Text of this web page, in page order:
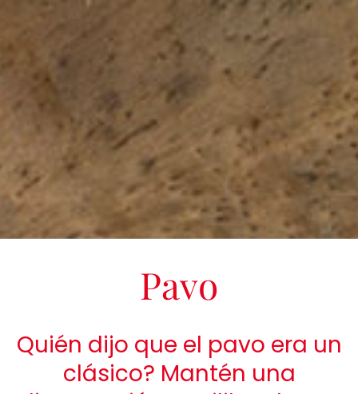
Pavo
Quién dijo que el pavo era un
clásico? Mantén una